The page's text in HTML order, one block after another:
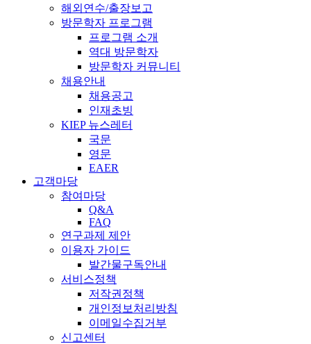
해외연수/출장보고
방문학자 프로그램
프로그램 소개
역대 방문학자
방문학자 커뮤니티
채용안내
채용공고
인재초빙
KIEP 뉴스레터
국문
영문
EAER
고객마당
참여마당
Q&A
FAQ
연구과제 제안
이용자 가이드
발간물구독안내
서비스정책
저작권정책
개인정보처리방침
이메일수집거부
신고센터